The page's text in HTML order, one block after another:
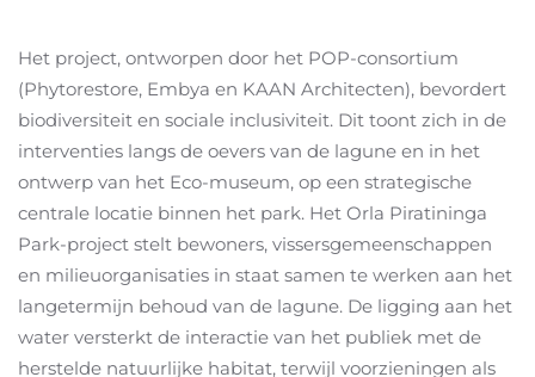
Het project, ontworpen door het POP-consortium
(Phytorestore, Embya en KAAN Architecten), bevordert
biodiversiteit en sociale inclusiviteit. Dit toont zich in de
interventies langs de oevers van de lagune en in het
ontwerp van het Eco-museum, op een strategische
centrale locatie binnen het park. Het Orla Piratininga
Park-project stelt bewoners, vissersgemeenschappen
en milieuorganisaties in staat samen te werken aan het
langetermijn behoud van de lagune. De ligging aan het
water versterkt de interactie van het publiek met de
herstelde natuurlijke habitat, terwijl voorzieningen als